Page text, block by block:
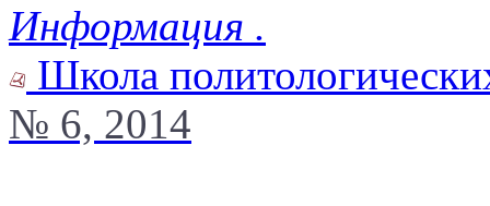
Информация .
Школа
№ 6, 2014